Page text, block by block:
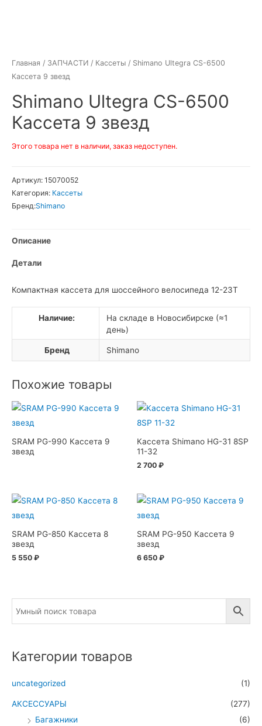
Главная / ЗАПЧАСТИ / Кассеты / Shimano Ultegra CS-6500
Кассета 9 звезд
Shimano Ultegra CS-6500
Кассета 9 звезд
Этого товара нет в наличии, заказ недоступен.
Артикул: 15070052
Категория: Кассеты
Бренд:Shimano
Описание
Детали
Компактная кассета для шоссейного велосипеда 12-23T
Наличие:
На складе в Новосибирске (≈1
день)
Бренд Shimano
Похожие товары
SRAM PG-990 Кассета 9
звезд
Кассета Shimano HG-31 8SP
11-32
2 700 ₽
SRAM PG-850 Кассета 8
звезд
5 550 ₽
SRAM PG-950 Кассета 9
звезд
6 650 ₽
Категории товаров
uncategorized (1)
АКСЕССУАРЫ
(277)
Багажники
(6)